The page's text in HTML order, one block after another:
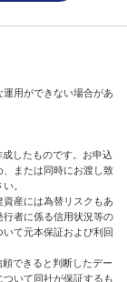
用ができない場合があ
したものです。お申込
または同時にお渡し致
。
産には為替リスクもあ
行者に係る信用状況等の
て元本保証および利回
できると判断したデー
いて同社が保証するも